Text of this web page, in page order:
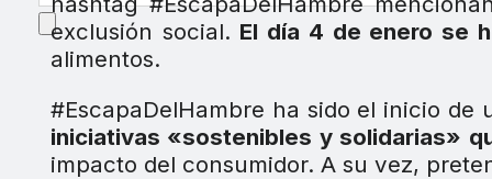
exclusión social. El día 4 de enero se
alimentos.
#EscapaDelHambre ha sido el inicio
iniciativas «sostenibles y solidarias»
impacto del consumidor. A su vez,